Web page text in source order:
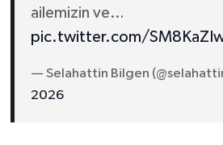
ailemizin ve…
pic.twitter.com/
— Selahattin Bilgen
2026